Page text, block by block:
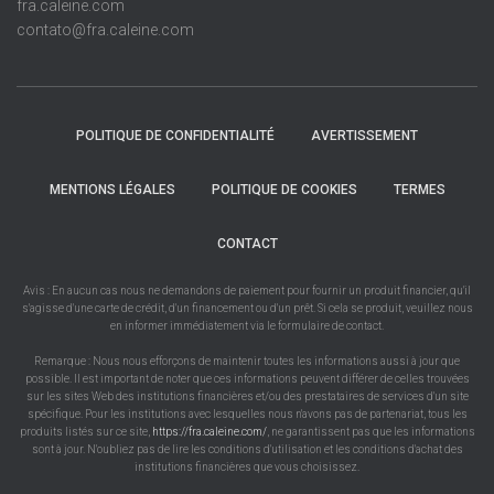
fra.caleine.com
contato@fra.caleine.com
POLITIQUE DE CONFIDENTIALITÉ AVERTISSEMENT
MENTIONS LÉGALES POLITIQUE DE COOKIES TERMES
CONTACT
Avis : En aucun cas nous ne demandons de paiement pour fournir un produit financier, qu'il
s'agisse d'une carte de crédit, d'un financement ou d'un prêt. Si cela se produit, veuillez nous
en informer immédiatement via le formulaire de contact.
Remarque : Nous nous efforçons de maintenir toutes les informations aussi à jour que
possible. Il est important de noter que ces informations peuvent différer de celles trouvées
sur les sites Web des institutions financières et/ou des prestataires de services d'un site
spécifique. Pour les institutions avec lesquelles nous n'avons pas de partenariat, tous les
produits listés sur ce site, https://fra.caleine.com/, ne garantissent pas que les informations
sont à jour. N'oubliez pas de lire les conditions d'utilisation et les conditions d'achat des
institutions financières que vous choisissez.